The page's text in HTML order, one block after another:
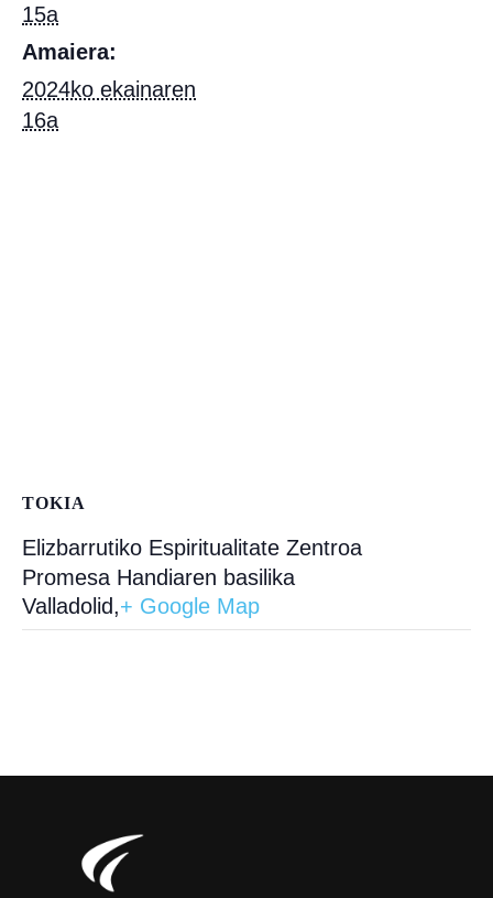
15a
Amaiera:
2024ko ekainaren
16a
TOKIA
Elizbarrutiko Espiritualitate Zentroa
Promesa Handiaren basilika
Valladolid,+ Google Map